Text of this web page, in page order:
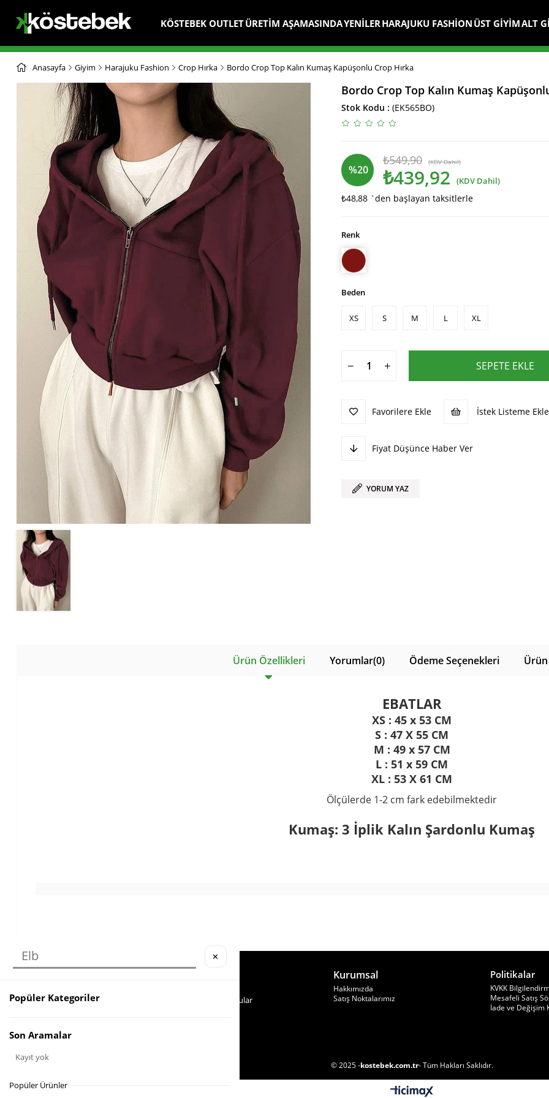
KÖSTEBEK OUTLETÜRETİM AŞAMASINDAYENİLER HARAJUKU FASHİON ÜST GİYİMALT
Anasayfa Giyim Harajuku Fashion Crop Hırka Bordo Crop Top Kalın Kumaş Kapüşonlu Crop Hırka
Bordo Crop Top Kalın Kumaş
Stok Kodu (EK565BO)
%20
İndirim
₺549,90 (KDV Dahil)
₺439,92 (KDV Dahil)
₺48,88 `den başlayan taksitlerle
Renk
Beden
XS S M L XL
Favorilere Ekle İstek Listeme Ekle
Fiyat Düşünce Haber Ver
YORUM YAZ
Ürün Özellikleri Yorumlar(0) Ödeme Seçenekleri
EBATLAR
XS : 45 x 53 CM
S : 47 X 55 CM
M : 49 x 57 CM
L : 51 x 59 CM
XL : 53 X 61 CM
Ölçülerde 1-2 cm fark edebilmektedir
Kumaş: 3 İplik Kalın Şardonlu Kumaş
Whatsapp Hattı
Sıkça Sorulan Sorular
Kurumsal
Hakkımızda
Satış Noktalarımız
Politikalar
KVKK
Mesafeli Satış
İade ve Değişim
© 2025 -kostebek.com.tr- Tüm Hakları Saklıdır.
✕
Popüler Kategoriler
Son Aramalar
Kayıt yok
Popüler Ürünler